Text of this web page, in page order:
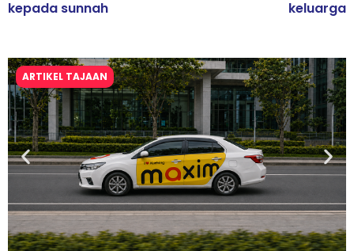
kepada sunnah
keluarga
ARTIKEL TAJAAN